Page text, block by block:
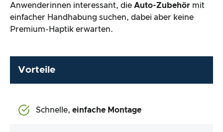
Anwenderinnen interessant, die Auto-Zubehör mit
einfacher Handhabung suchen, dabei aber keine
Premium-Haptik erwarten.
Vorteile
Schnelle, einfache Montage